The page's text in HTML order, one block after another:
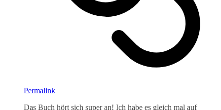
Permalink
Das Buch hört sich super an! Ich habe es gleich mal auf